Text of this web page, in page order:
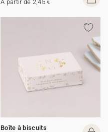
A partir de 2,45 €
Boîte à biscuits